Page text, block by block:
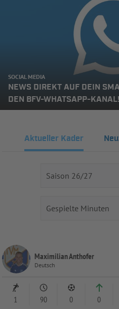
SOCIAL MEDIA
NEWS DIREKT AUF DEIN
DEN BFV-WHATSAPP-KANAL!
Aktueller Kader
Maximilian Anthofer
Deutsch
1 90 0 0